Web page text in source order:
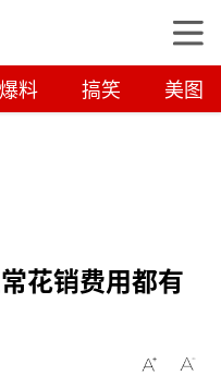
爆料 搞笑 美图
花销费用都有